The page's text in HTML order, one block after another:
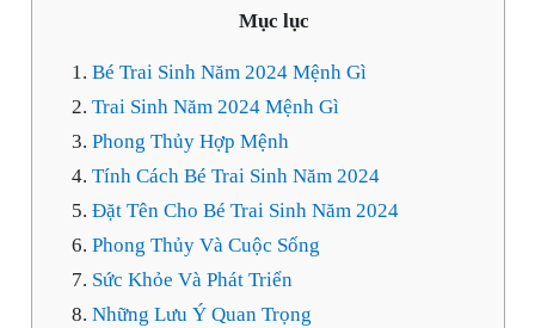
Mục lục
Bé Trai Sinh Năm 2024 Mệnh Gì
Trai Sinh Năm 2024 Mệnh Gì
Phong Thủy Hợp Mệnh
Tính Cách Bé Trai Sinh Năm 2024
Đặt Tên Cho Bé Trai Sinh Năm 2024
Phong Thủy Và Cuộc Sống
Sức Khỏe Và Phát Triển
Những Lưu Ý Quan Trọng